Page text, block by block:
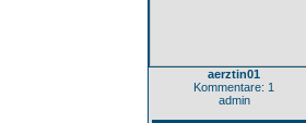
aerztin01
Kommentare: 1
admin